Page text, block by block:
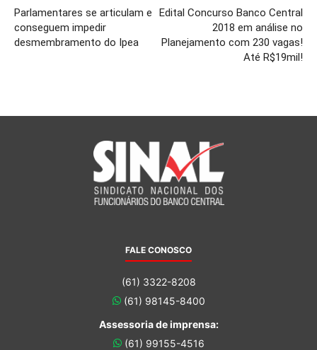
Parlamentares se articulam e
conseguem impedir
desmembramento do Ipea
Edital Concurso Banco Central
2018 em análise no
Planejamento com 230 vagas!
Até R$19mil!
FALE CONOSCO
(61) 3322-8208
(61) 98145-8400
Assessoria de imprensa:
(61) 99155-4516